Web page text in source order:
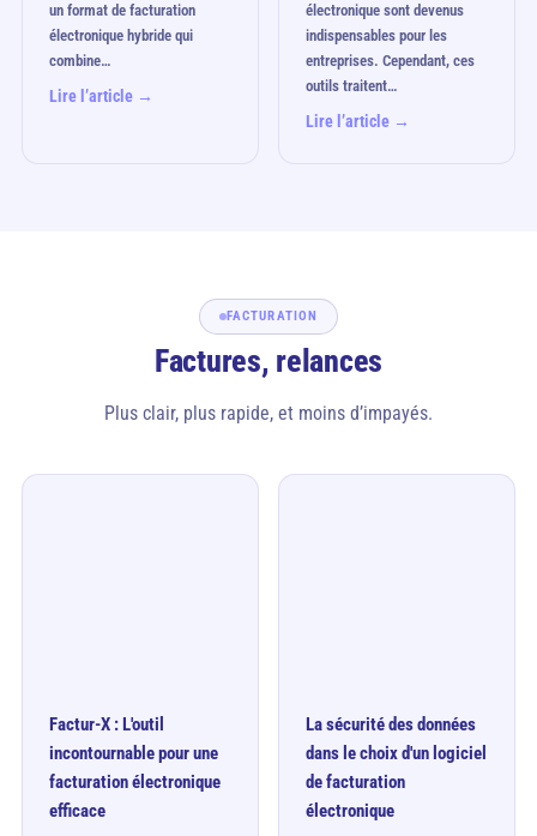
un format de facturation
électronique hybride qui
combine…
Lire l’article →
électronique sont devenus
indispensables pour les
entreprises. Cependant, ces
outils traitent…
Lire l’article →
FACTURATION
Factures, relances
Plus clair, plus rapide, et moins d’impayés.
Factur-X : L'outil
incontournable pour une
facturation électronique
efficace
La sécurité des données
dans le choix d'un logiciel
de facturation
électronique